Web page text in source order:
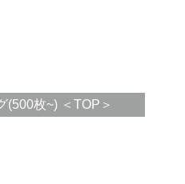
(500枚~) ＜TOP＞